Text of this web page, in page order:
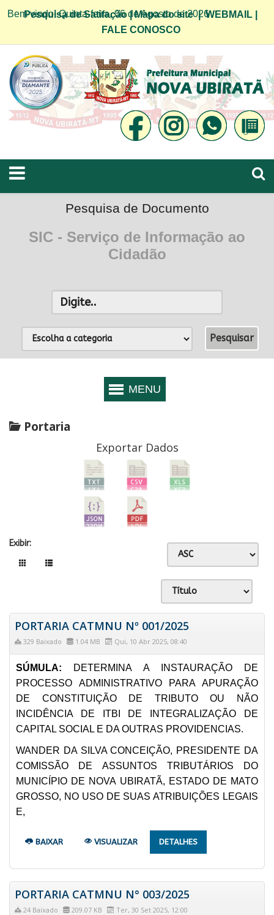
Bem vindo! Quinta-feira, 06 de Agosto de 2026
Pesquisa de Satifação|Mapa do site|WEBMAIL
FALE CONOSCO
Pesquisa de Documento
SIC - Serviço de Informação ao
Cidadão
Portaria
Exportar Dados
Exibir:
PORTARIA CATMNU Nº 001/2025
329 Baixado 1.04 MB Qui, 10 Abr 2025, 08:40
SÚMULA: DETERMINA A INSTAURAÇÃO DE
PROCESSO ADMINISTRATIVO PARA APURAÇÃO
DE CONSTITUIÇÃO DE TRIBUTO OU NÃO
INCIDÊNCIA DE ITBI DE INTEGRALIZAÇÃO DE
CAPITAL SOCIAL E DA OUTRAS PROVIDENCIAS.
WANDER DA SILVA CONCEIÇÃO, PRESIDENTE DA
COMISSÃO DE ASSUNTOS TRIBUTÁRIOS DO
MUNICÍPIO DE NOVA UBIRATÃ, ESTADO DE MATO
GROSSO, NO USO DE SUAS ATRIBUIÇÕES LEGAIS
E,
BAIXAR VISUALIZAR DETALHES
PORTARIA CATMNU N° 003/2025
24 Baixado 209.07 KB Ter, 30 Set 2025, 12:00